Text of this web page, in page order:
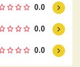
0.0
0.0
0.0